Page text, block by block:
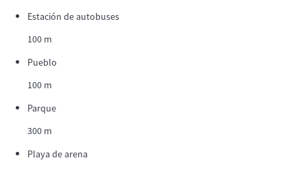
Estación de autobuses
100 m
Pueblo
100 m
Parque
300 m
Playa de arena